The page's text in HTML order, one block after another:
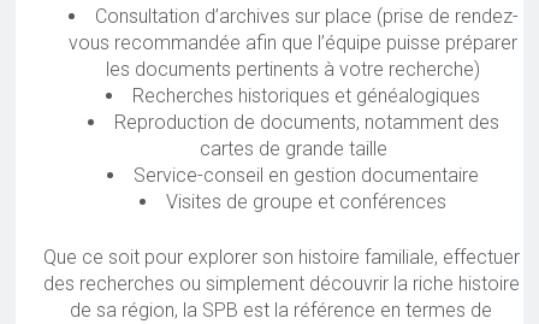
Consultation d’archives sur place (prise de rendez-
vous recommandée afin que l’équipe puisse préparer
les documents pertinents à votre recherche)
Recherches historiques et généalogiques
Reproduction de documents, notamment des
cartes de grande taille
Service-conseil en gestion documentaire
Visites de groupe et conférences
Que ce soit pour explorer son histoire familiale, effectuer
des recherches ou simplement découvrir la riche histoire
de sa région, la SPB est la référence en termes de